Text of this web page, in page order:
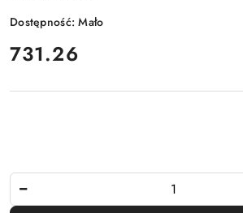
Dostępność:Mało
cena:
731.26